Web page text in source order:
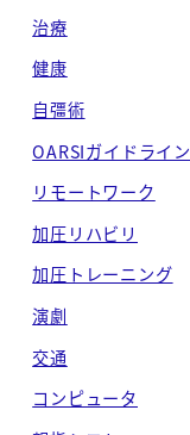
治療
健康
自彊術
OARSIガイドライン
リモートワーク
加圧リハビリ
加圧トレーニング
演劇
交通
コンピュータ